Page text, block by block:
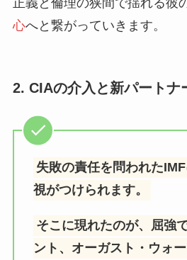
心へと繋がっていきます。
2. CIAの介入と新パートナ
失敗の責任を問われた
視がつけられます。
そこに現れたのが、屈強
ント、オーガスト・ウォ